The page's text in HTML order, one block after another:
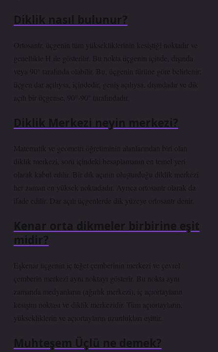
Diklik nasıl bulunur?
Ortosantr, üçgenin tüm yüksekliklerinin kesiştiği noktadır ve
genellikle H ile gösterilir. Bu nokta üçgenin içinde, dışında
veya 90° tarafında olabilir. Bu, üçgenin türüne göre belirlenir:
üçgen dar açılıysa, içindedir, geniş açılıysa, dışındadır ve dik
açılı bir üçgense, 90°-90° tarafındadır.
Diklik Merkezi neyin merkezi?
Matematik ve geometri öğretiminin alanlarından biri olan
diklik merkezi, soru içindeki hesaplamanın en temel yeri
olarak kabul edilir. Bir dik açının oluşturduğu diklik merkezi
her zaman en yüksek noktadadır. Ayrıca ortosantr olarak da
ifade edilir. Dar açılı üçgenlerde dik yüzeye ortosantr denir.
Kenar orta dikmeler birbirine eşit
midir?
Eşkenar üçgenin iç teğet çemberinin merkezi ve çevrel
çemberin merkezi aynı noktayı gösterir. Bu nokta aynı
zamanda medyanların (ağırlık merkezi), iç açıortayların
kesişim noktası ve diklik merkezidir. Tüm açıortayların,
yüksekliklerin ve açıortayların uzunlukları eşittir.
Muhteşem Üçlü ne demek?